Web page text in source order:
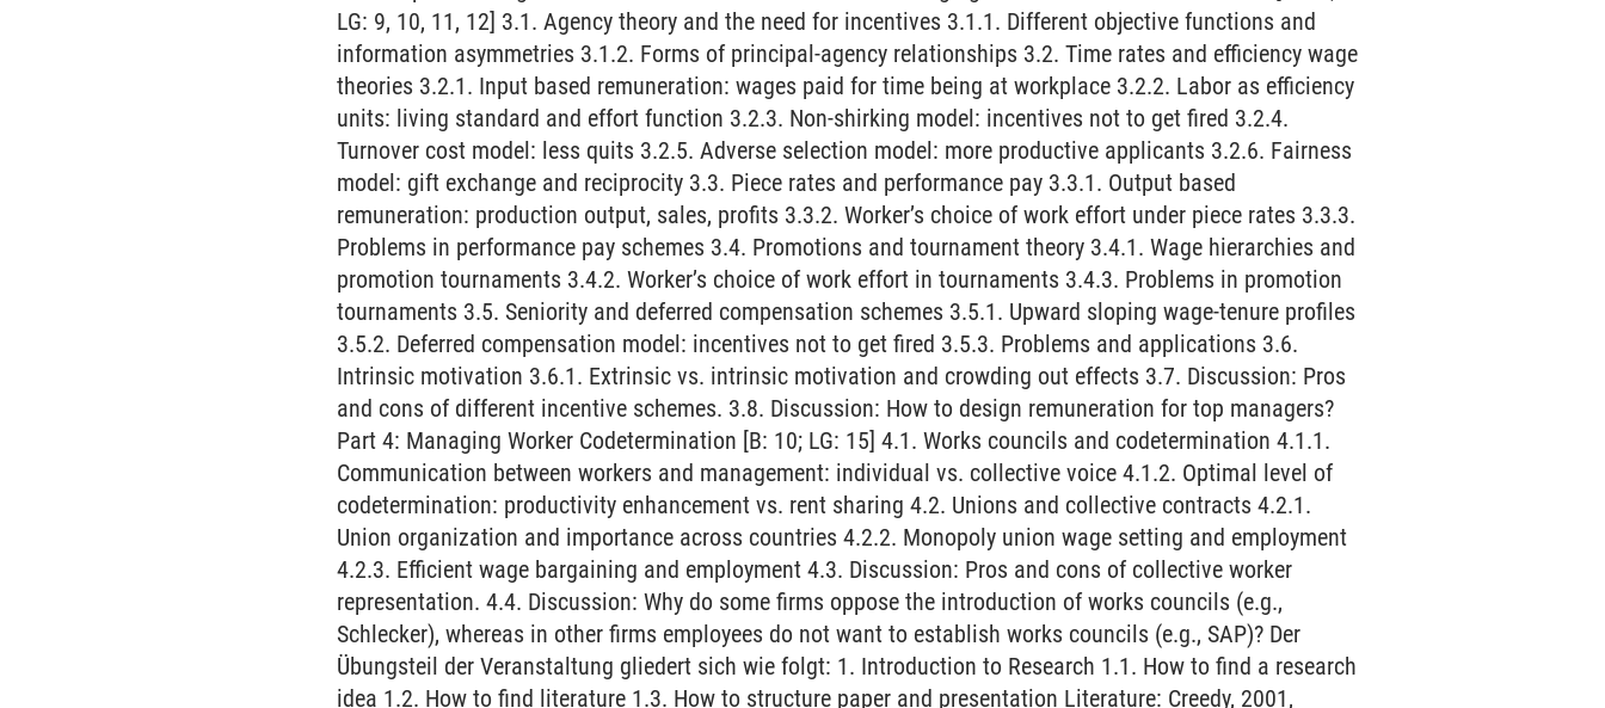
LG: 9, 10, 11, 12] 3.1. Agency theory and the need for incentives 3.1.1. Different objective functions and
information asymmetries 3.1.2. Forms of principal-agency relationships 3.2. Time rates and efficiency wage
theories 3.2.1. Input based remuneration: wages paid for time being at workplace 3.2.2. Labor as efficiency
units: living standard and effort function 3.2.3. Non-shirking model: incentives not to get fired 3.2.4.
Turnover cost model: less quits 3.2.5. Adverse selection model: more productive applicants 3.2.6. Fairness
model: gift exchange and reciprocity 3.3. Piece rates and performance pay 3.3.1. Output based
remuneration: production output, sales, profits 3.3.2. Worker’s choice of work effort under piece rates 3.3.3.
Problems in performance pay schemes 3.4. Promotions and tournament theory 3.4.1. Wage hierarchies and
promotion tournaments 3.4.2. Worker’s choice of work effort in tournaments 3.4.3. Problems in promotion
tournaments 3.5. Seniority and deferred compensation schemes 3.5.1. Upward sloping wage-tenure profiles
3.5.2. Deferred compensation model: incentives not to get fired 3.5.3. Problems and applications 3.6.
Intrinsic motivation 3.6.1. Extrinsic vs. intrinsic motivation and crowding out effects 3.7. Discussion: Pros
and cons of different incentive schemes. 3.8. Discussion: How to design remuneration for top managers?
Part 4: Managing Worker Codetermination [B: 10; LG: 15] 4.1. Works councils and codetermination 4.1.1.
Communication between workers and management: individual vs. collective voice 4.1.2. Optimal level of
codetermination: productivity enhancement vs. rent sharing 4.2. Unions and collective contracts 4.2.1.
Union organization and importance across countries 4.2.2. Monopoly union wage setting and employment
4.2.3. Efficient wage bargaining and employment 4.3. Discussion: Pros and cons of collective worker
representation. 4.4. Discussion: Why do some firms oppose the introduction of works councils (e.g.,
Schlecker), whereas in other firms employees do not want to establish works councils (e.g., SAP)? Der
Übungsteil der Veranstaltung gliedert sich wie folgt: 1. Introduction to Research 1.1. How to find a research
idea 1.2. How to find literature 1.3. How to structure paper and presentation Literature: Creedy, 2001,